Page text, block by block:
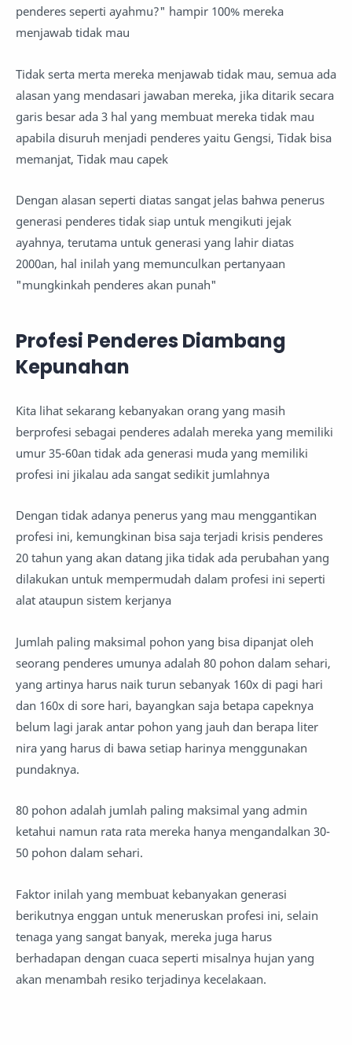
penderes seperti ayahmu?" hampir 100% mereka
menjawab tidak mau
Tidak serta merta mereka menjawab tidak mau, semua ada
alasan yang mendasari jawaban mereka, jika ditarik secara
garis besar ada 3 hal yang membuat mereka tidak mau
apabila disuruh menjadi penderes yaitu Gengsi, Tidak bisa
memanjat, Tidak mau capek
Dengan alasan seperti diatas sangat jelas bahwa penerus
generasi penderes tidak siap untuk mengikuti jejak
ayahnya, terutama untuk generasi yang lahir diatas
2000an, hal inilah yang memunculkan pertanyaan
"mungkinkah penderes akan punah"
Profesi Penderes Diambang
Kepunahan
Kita lihat sekarang kebanyakan orang yang masih
berprofesi sebagai penderes adalah mereka yang memiliki
umur 35-60an tidak ada generasi muda yang memiliki
profesi ini jikalau ada sangat sedikit jumlahnya
Dengan tidak adanya penerus yang mau menggantikan
profesi ini, kemungkinan bisa saja terjadi krisis penderes
20 tahun yang akan datang jika tidak ada perubahan yang
dilakukan untuk mempermudah dalam profesi ini seperti
alat ataupun sistem kerjanya
Jumlah paling maksimal pohon yang bisa dipanjat oleh
seorang penderes umunya adalah 80 pohon dalam sehari,
yang artinya harus naik turun sebanyak 160x di pagi hari
dan 160x di sore hari, bayangkan saja betapa capeknya
belum lagi jarak antar pohon yang jauh dan berapa liter
nira yang harus di bawa setiap harinya menggunakan
pundaknya.
80 pohon adalah jumlah paling maksimal yang admin
ketahui namun rata rata mereka hanya mengandalkan 30-
50 pohon dalam sehari.
Faktor inilah yang membuat kebanyakan generasi
berikutnya enggan untuk meneruskan profesi ini, selain
tenaga yang sangat banyak, mereka juga harus
berhadapan dengan cuaca seperti misalnya hujan yang
akan menambah resiko terjadinya kecelakaan.